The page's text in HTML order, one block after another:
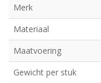
Merk
Materiaal
Maatvoering
Gewicht per stuk